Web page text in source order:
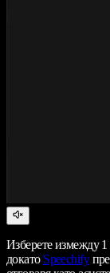
Изберете измежду
докато Speechify